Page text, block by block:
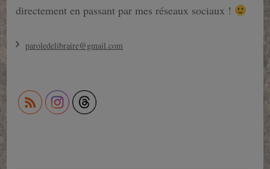
directement en passant par mes réseaux sociaux !
paroledelibraire@gmail.com